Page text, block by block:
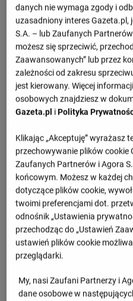
El. MŚ UEFA - El.
1 Francja
2 Ukraina
3 Islandia
Azerbejdżan
danych nie wymaga zgody i
uzasadniony interes Gazeta.pl,
S.A. – lub Zaufanych
możesz się sprzeciwić,
Zaawansowanych” lub przez
zależności od zakresu
jest kierowany. Więcej
osobowych znajdziesz w
Gazeta.pl i Polityka
Klikając „Akceptuję” wyrażasz
przechowywanie plików cookie
Zaufanych Partnerów i Agora
końcowym. Możesz w każdej
dotyczące plików cookie,
twoimi preferencjami dot.
odnośnik „Ustawienia
przechodząc do „Ustawień
ustawień plików cookie
przeglądarki.
My, nasi Zaufani Partnerzy i
dane osobowe w